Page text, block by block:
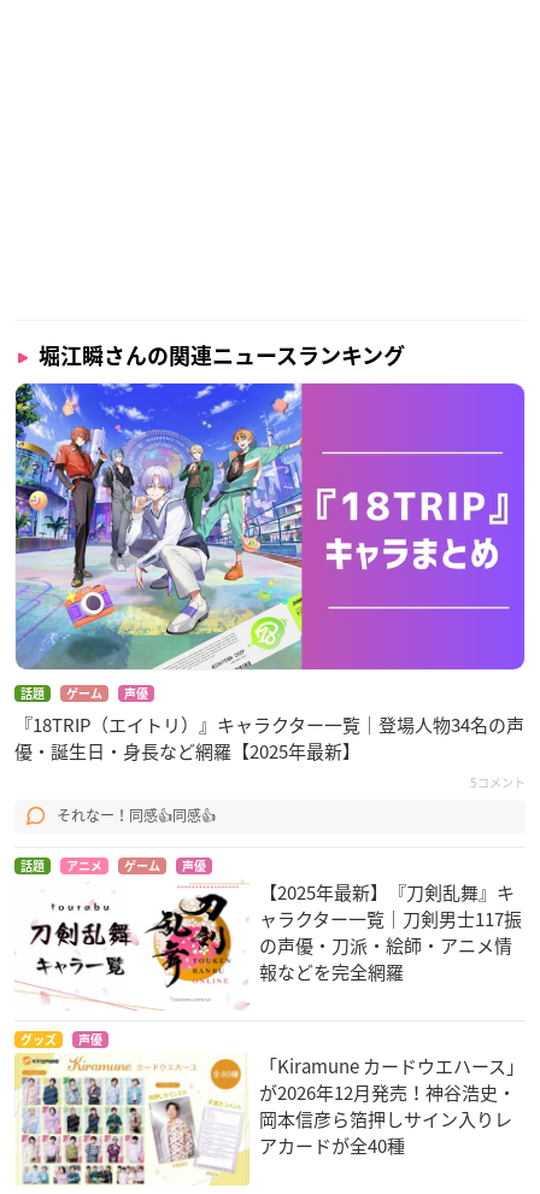
堀江瞬さんの関連ニュースランキング
話題 ゲーム 声優
『18TRIP（エイトリ）』キャラクター一覧｜登場人物34名の声
優・誕生日・身長など網羅【2025年最新】
5コメント
それなー！同感👍同感👍
話題 アニメ ゲーム 声優
【2025年最新】『刀剣乱舞』キ
ャラクター一覧｜刀剣男士117振
の声優・刀派・絵師・アニメ情
報などを完全網羅
グッズ 声優
「Kiramune カードウエハース」
が2026年12月発売！神谷浩史・
岡本信彦ら箔押しサイン入りレ
アカードが全40種